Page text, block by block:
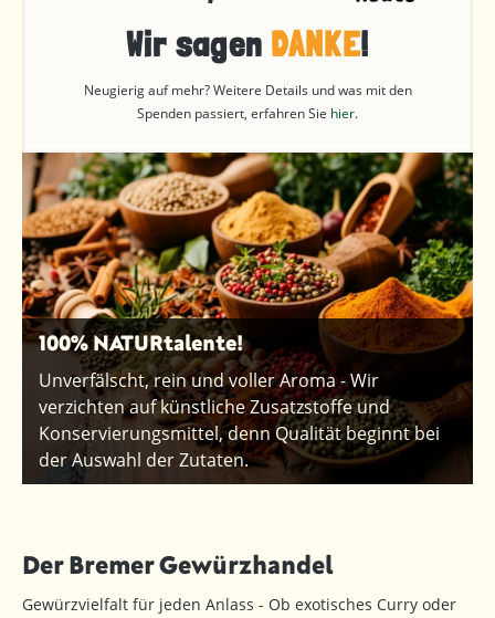
Wir sagen DANKE!
Neugierig auf mehr? Weitere Details und was mit den
Spenden passiert, erfahren Sie hier.
100% NATURtalente!
Unverfälscht, rein und voller Aroma - Wir
verzichten auf künstliche Zusatzstoffe und
Konservierungsmittel, denn Qualität beginnt bei
der Auswahl der Zutaten.
Der Bremer Gewürzhandel
Gewürzvielfalt für jeden Anlass - Ob exotisches Curry oder